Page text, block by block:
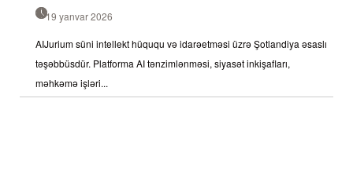
19 yanvar 2026
AIJurium süni intellekt hüququ və idarəetməsi üzrə Şotlandiya əsaslı
təşəbbüsdür. Platforma AI tənzimlənməsi, siyasət inkişafları,
məhkəmə işləri...